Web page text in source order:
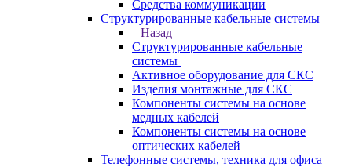
Средства коммуникации
Структурированные кабельные системы
Назад
Структурированные кабельные
системы
Активное оборудование для СКС
Изделия монтажные для СКС
Компоненты системы на основе
медных кабелей
Компоненты системы на основе
оптических кабелей
Телефонные системы, техника для офиса